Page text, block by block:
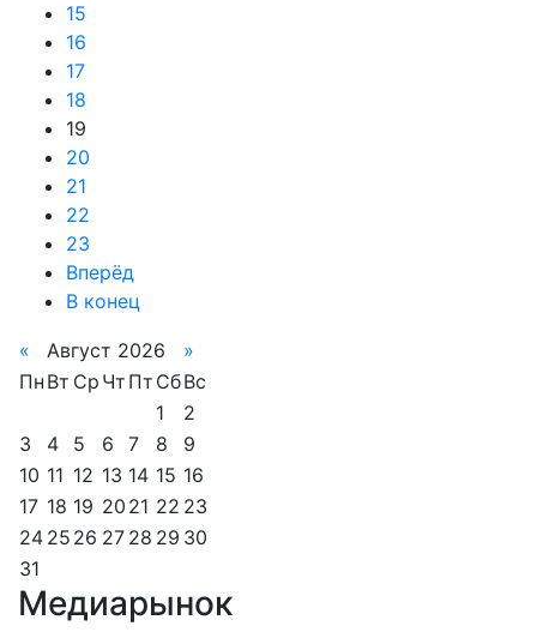
15
16
17
18
19
20
21
22
23
Вперёд
В конец
« Август 2026
»
Пн Вт Ср Чт Пт СбВс
1
2
3
4 5 6 7 8
9
10 11 12 13 14 15 16
17 18 19 20 21 22 23
24 25 26 27 28 29 30
31
Медиарынок